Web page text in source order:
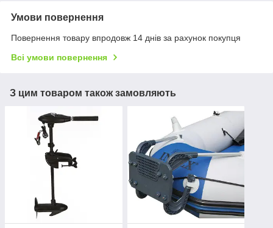
Умови повернення
Повернення товару впродовж 14 днів за рахунок покупця
Всі умови повернення
З цим товаром також замовляють